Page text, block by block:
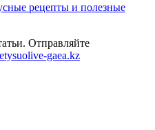
рецепты и полезные
Отправляйте
gaea.kz